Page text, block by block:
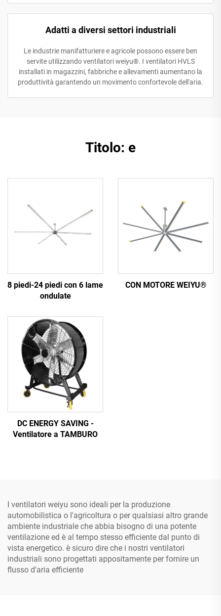
Adatti a diversi settori industriali
Le industrie manifatturiere e agricole possono essere ben
servite utilizzando ventilatori weiyu®. I ventilatori HVLS
installati in magazzini, fabbriche e allevamenti aumentano la
produttività garantendo un movimento confortevole dell'aria.
Titolo: e
8 piedi-24 piedi con 6 lame
ondulate
CON MOTORE WEIYU®
DC ENERGY SAVING -
Ventilatore a TAMBURO
I ventilatori weiyu sono ideali per la produzione
automobilistica o l'agricoltura o per qualsiasi altro grande
ambiente industriale che abbia bisogno di una potente
ventilazione ed è al tempo stesso efficiente dal punto di
vista energetico. è sicuro dire che i nostri ventilatori
industriali sono progettati appositamente per fornire un
flusso d'aria efficiente